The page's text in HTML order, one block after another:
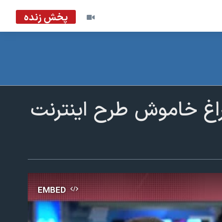
پخش زنده
خاموش طرح اینترنت
EMBED